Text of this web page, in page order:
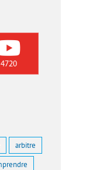
4720
arbitre